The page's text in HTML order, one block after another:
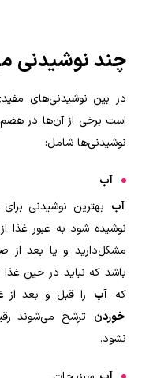
چند نوشیدنی
در بین نوشیدنی‌های
است برخی از آن‌ها در هضم
نوشیدنی‌ها شامل:
آب
آب بهترین نوشیدنی
نوشیده شود به عبور غذا
مشکل‌دارید و یا بعد از
باشد که نباید در حین غذا
که آب را قبل و بعد از
خوردن ترشح می‌شوند
نشود.